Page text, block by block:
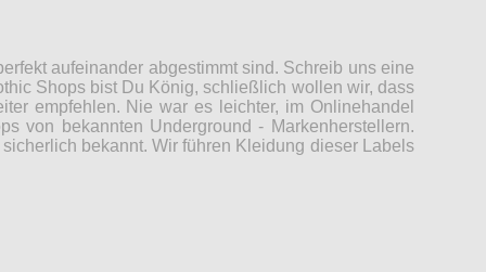
aufeinander abgestimmt sind. Schreib uns eine
Shops bist Du König, schließlich wollen wir, dass
empfehlen. Nie war es leichter, im Onlinehandel
von bekannten Underground - Markenherstellern.
bekannt. Wir führen Kleidung dieser Labels